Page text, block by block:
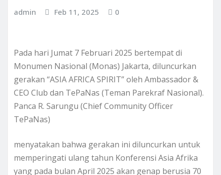
admin Feb 11, 2025 0
Pada hari Jumat 7 Februari 2025 bertempat di
Monumen Nasional (Monas) Jakarta, diluncurkan
gerakan “ASIA AFRICA SPIRIT” oleh Ambassador &
CEO Club dan TePaNas (Teman Parekraf Nasional).
Panca R. Sarungu (Chief Community Officer
TePaNas)
menyatakan bahwa gerakan ini diluncurkan untuk
memperingati ulang tahun Konferensi Asia Afrika
yang pada bulan April 2025 akan genap berusia 70